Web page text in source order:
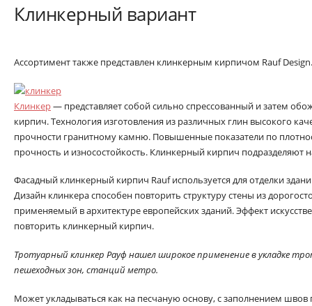
Клинкерный вариант
Ассортимент также представлен клинкерным кирпичом Rauf Design.
Клинкер— представляет собой сильно спрессованный и затем
кирпич. Технология изготовления из различных глин высокого
прочности гранитному камню. Повышенные показатели по
прочность и износостойкость. Клинкерный кирпич подразделяют
Фасадный клинкерный кирпич Rauf используется для отделки
Дизайн клинкера способен повторить структуру стены из
применяемый в архитектуре европейских зданий. Эффект
повторить клинкерный кирпич.
Тротуарный клинкер Рауф нашел широкое применение в укладке
пешеходных зон, станций метро.
Может укладываться как на песчаную основу, с заполнением швов